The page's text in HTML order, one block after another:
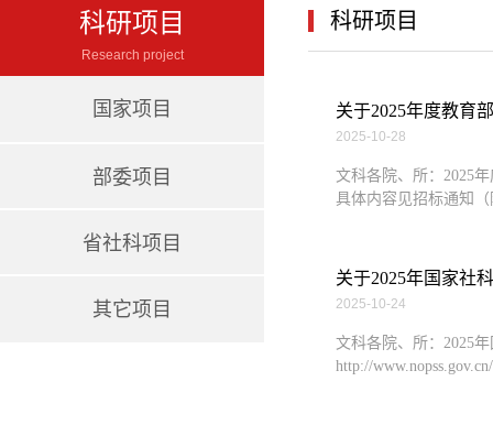
科研项目
Research project
国家项目
部委项目
省社科项目
其它项目
科研项目
关于2025年度教育
2025-10-28
文科各院、所：2025
具体内容见招标通知
关于2025年国家社
2025-10-24
文科各院、所：2025
http://